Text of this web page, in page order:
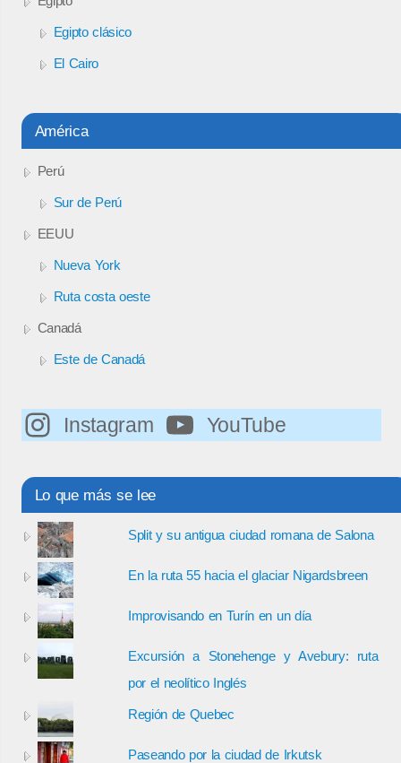
Egipto clásico
El Cairo
América
Perú
Sur de Perú
EEUU
Nueva York
Ruta costa oeste
Canadá
Este de Canadá
Instagram YouTube
Lo que más se lee
Split y su antigua ciudad romana de Salona
En la ruta 55 hacia el glaciar Nigardsbreen
Improvisando en Turín en un día
Excursión a Stonehenge y Avebury: ruta
por el neolítico Inglés
Región de Quebec
Paseando por la ciudad de Irkutsk